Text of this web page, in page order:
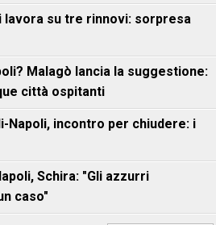
lavora su tre rinnovi: sorpresa
Malagò lancia la suggestione:
città ospitanti
Napoli, incontro per chiudere: i
Schira: "Gli azzurri
caso"